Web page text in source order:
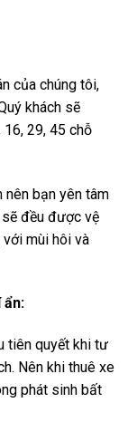
của chúng tôi,
khách sẽ
29, 45 chỗ
nên bạn yên tâm
đều được vệ
mùi hôi và
ẩn:
tiên quyết khi tư
Nên khi thuê xe
phát sinh bất